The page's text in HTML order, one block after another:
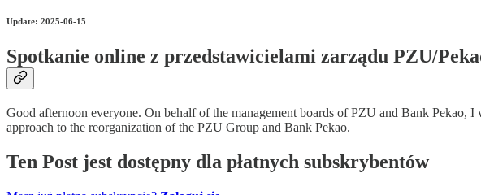
Update: 2025-06-15
Spotkanie online z przedstawicielami zarządu PZU/
Good afternoon everyone. On behalf of the management boards of PZU and Bank
approach to the reorganization of the PZU Group and Bank Pekao.
Ten Post jest dostępny dla płatnych subskrybentów